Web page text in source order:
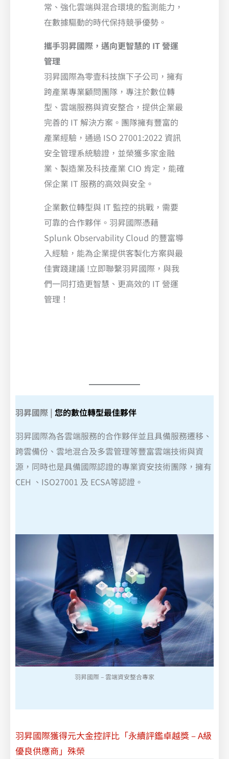
常、強化雲端與混合環境的監測能力，
在數據驅動的時代保持競爭優勢。
攜手羽昇國際，邁向更智慧的 IT 營運
管理
羽昇國際為零壹科技旗下子公司，擁有
跨產業專業顧問團隊，專注於數位轉
型、雲端服務與資安整合，提供企業最
完善的 IT 解決方案。團隊擁有豐富的
產業經驗，通過 ISO 27001:2022 資訊
安全管理系統驗證，並榮獲多家金融
業、製造業及科技產業 CIO 肯定，能確
保企業 IT 服務的高效與安全。
企業數位轉型與 IT 監控的挑戰，需要
可靠的合作夥伴。羽昇國際憑藉
Splunk Observability Cloud 的豐富導
入經驗，能為企業提供客製化方案與最
佳實踐建議 !立即聯繫羽昇國際，與我
們一同打造更智慧、更高效的 IT 營運
管理！
羽昇國際 | 您的數位轉型最佳夥伴
羽昇國際為各雲端服務的合作夥伴並且具備服務遷移、
跨雲備份、雲地混合及多雲管理等豐富雲端技術與資
源，同時也是具備國際認證的專業資安技術團隊，擁有
CEH 、ISO27001 及 ECSA等認證。
羽昇國際 – 雲端資安整合專家
羽昇國際獲得元大金控評比「永續評鑑卓越獎 – A級
優良供應商」殊榮